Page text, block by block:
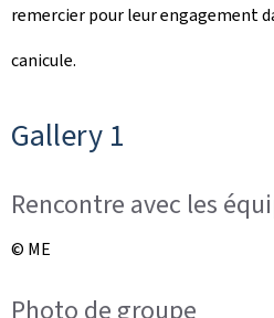
remercier pour leur engagement
canicule.
Gallery 1
Rencontre avec les
© ME
Photo de groupe